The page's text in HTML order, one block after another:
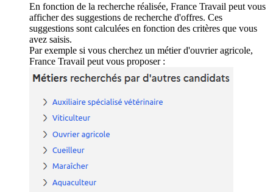
En fonction de la recherche réalisée, France Travail peut vous
afficher des suggestions de recherche d'offres. Ces
suggestions sont calculées en fonction des critères que vous
avez saisis.
Par exemple si vous cherchez un métier d'ouvrier agricole,
France Travail peut vous proposer :